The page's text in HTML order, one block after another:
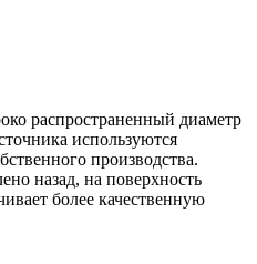
распространенный диаметр
используются
производства.
назад, на поверхность
более качественную